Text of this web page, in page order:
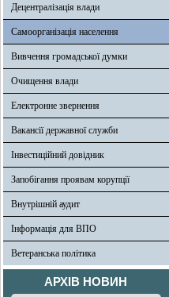
Децентралізація влади
Самоорганізація населення
Вивчення громадської думки
Очищення влади
Електронне звернення
Вакансії державної служби
Інвестиційний довідник
Запобігання проявам корупції
Внутрішній аудит
Інформація для ВПО
Ветеранська політика
АРХІВ НОВИН